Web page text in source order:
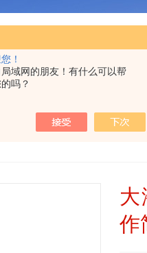
！
域网的朋友！有什么可以帮
吗？
球分类计数器，干燥箱培养箱
大
作